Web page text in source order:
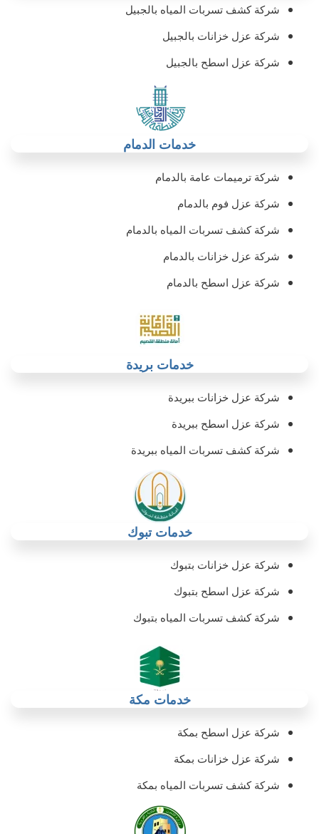
شركة كشف تسربات المياه بالجبيل
شركة عزل خزانات بالجبيل‏
شركة عزل اسطح بالجبيل‏
خدمات الدمام
شركة ترميمات عامة بالدمام
شركة عزل فوم بالدمام
شركة كشف تسربات المياه بالدمام
شركة عزل خزانات بالدمام‏
شركة عزل اسطح بالدمام‏
خدمات بريدة
شركة عزل خزانات ببريدة
شركة عزل اسطح ببريدة
شركة كشف تسربات المياه ببريدة
خدمات تبوك
شركة عزل خزانات بتبوك
شركة عزل اسطح بتبوك
شركة كشف تسربات المياه بتبوك
خدمات مكة
شركة عزل اسطح بمكة
شركة عزل خزانات بمكة
شركة كشف تسربات المياه بمكة